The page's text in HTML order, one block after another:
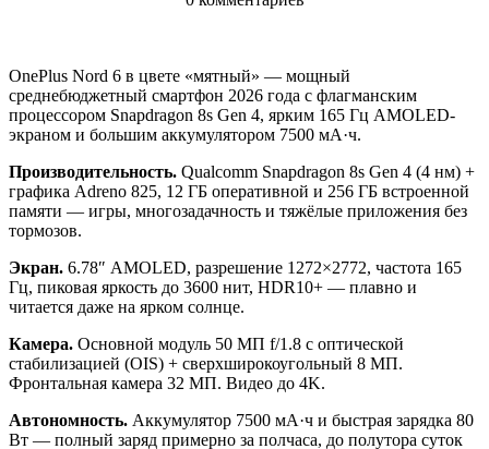
OnePlus Nord 6 в цвете «мятный» — мощный
среднебюджетный смартфон 2026 года с флагманским
процессором Snapdragon 8s Gen 4, ярким 165 Гц AMOLED-
экраном и большим аккумулятором 7500 мА·ч.
Производительность. Qualcomm Snapdragon 8s Gen 4 (4 нм) +
графика Adreno 825, 12 ГБ оперативной и 256 ГБ встроенной
памяти — игры, многозадачность и тяжёлые приложения без
тормозов.
Экран. 6.78″ AMOLED, разрешение 1272×2772, частота 165
Гц, пиковая яркость до 3600 нит, HDR10+ — плавно и
читается даже на ярком солнце.
Камера. Основной модуль 50 МП f/1.8 с оптической
стабилизацией (OIS) + сверхширокоугольный 8 МП.
Фронтальная камера 32 МП. Видео до 4K.
Автономность. Аккумулятор 7500 мА·ч и быстрая зарядка 80
Вт — полный заряд примерно за полчаса, до полутора суток